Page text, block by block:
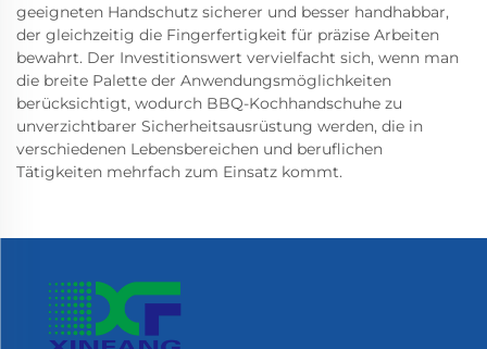
geeigneten Handschutz sicherer und besser handhabbar,
der gleichzeitig die Fingerfertigkeit für präzise Arbeiten
bewahrt. Der Investitionswert vervielfacht sich, wenn man
die breite Palette der Anwendungsmöglichkeiten
berücksichtigt, wodurch BBQ-Kochhandschuhe zu
unverzichtbarer Sicherheitsausrüstung werden, die in
verschiedenen Lebensbereichen und beruflichen
Tätigkeiten mehrfach zum Einsatz kommt.